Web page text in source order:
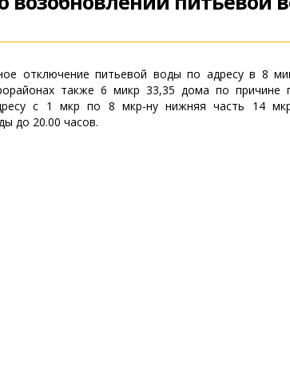
отключение питьевой воды по адресу в 8
также 6 микр 33,35 дома по причине
с 1 мкр по 8 мкр-ну нижняя часть 14
до 20.00 часов.